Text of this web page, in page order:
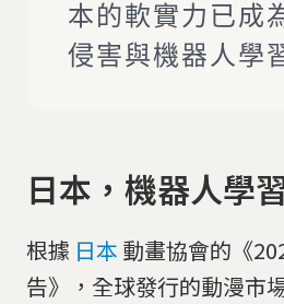
本的軟實力已
侵害與機器人學
日本，機器人學
根據 日本 動畫協會的《
告》，全球發行的動漫市